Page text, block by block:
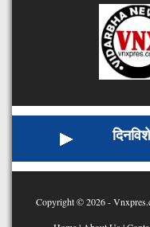
Copyright © 2026 -